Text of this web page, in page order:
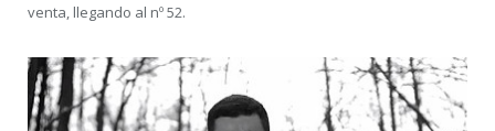
venta, llegando al nº 52.